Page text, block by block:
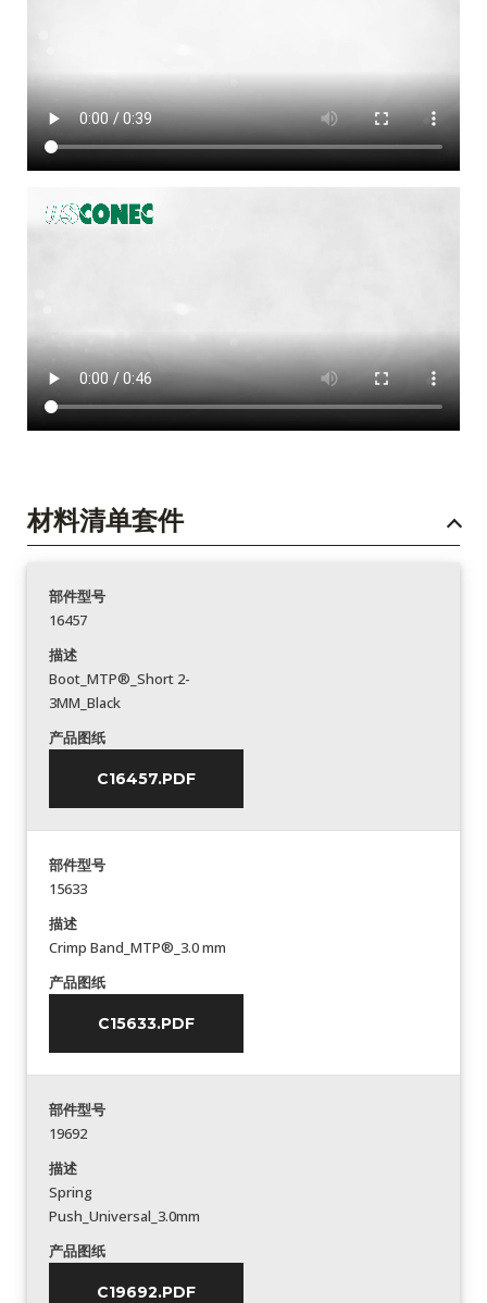
材料清单套件
部件型号
16457
描述
Boot_MTP®_Short 2-
3MM_Black
产品图纸
C16457.PDF
部件型号
15633
描述
Crimp Band_MTP®_3.0 mm
产品图纸
C15633.PDF
部件型号
19692
描述
Spring
Push_Universal_3.0mm
产品图纸
C19692.PDF